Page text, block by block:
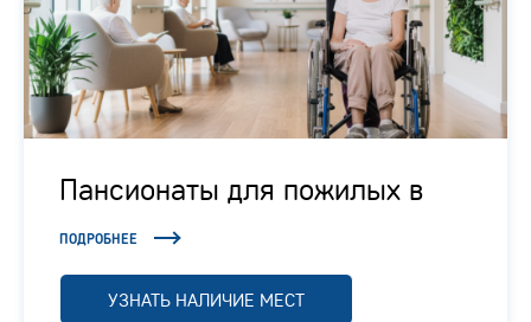
Пансионаты для пожилых в
Подмосковье
ПОДРОБНЕЕ
УЗНАТЬ НАЛИЧИЕ МЕСТ